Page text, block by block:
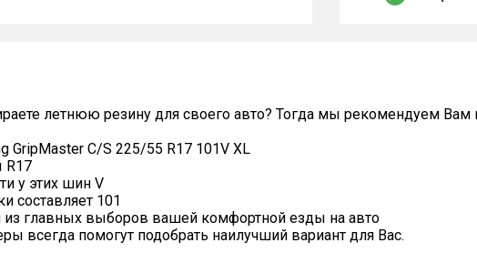
летнюю резину для своего авто? Тогда мы рекомендуем Вам
GripMaster C/S 225/55 R17 101V XL
у этих шин V
составляет 101
главных выборов вашей комфортной езды на авто
всегда помогут подобрать наилучший вариант для Вас.